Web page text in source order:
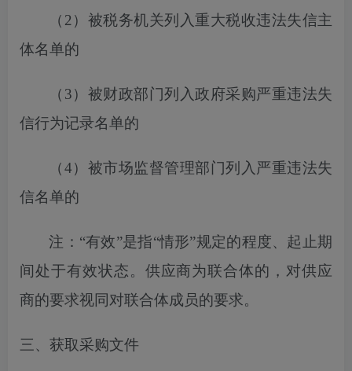
（ 2） 被税务机关列入重大税收违法失信主
体名单的
（ 3）被财政部门列入政府采购严重违法失
信行为记录名单的
（4）被市场监督管理部门列入严重违法失
信名单的
注： “有效”是指“情形”规定的程度、起止期
间处于有效状态。供应商为联合体的，对供应
商的要求视同对联合体成员的要求。
三、获取采购文件